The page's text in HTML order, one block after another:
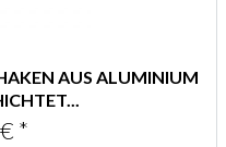
AUS ALUMINIUM
*